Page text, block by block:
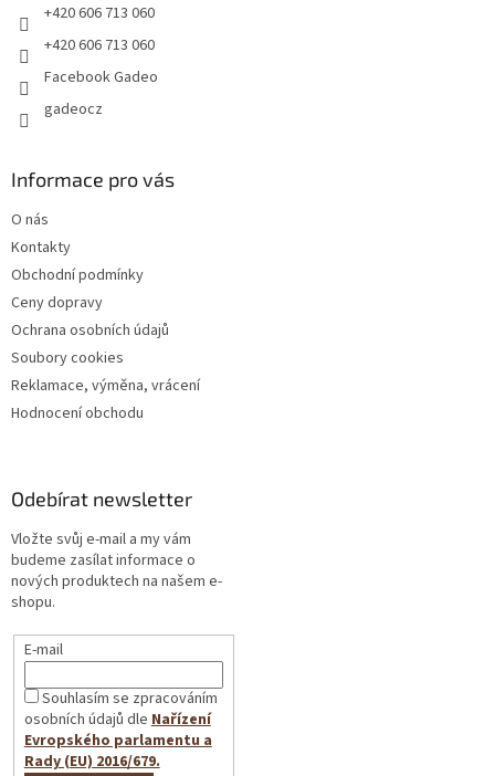
+420 606 713 060
+420 606 713 060
Facebook Gadeo
gadeocz
Informace pro vás
O nás
Kontakty
Obchodní podmínky
Ceny dopravy
Ochrana osobních údajů
Soubory cookies
Reklamace, výměna, vrácení
Hodnocení obchodu
Odebírat newsletter
Vložte svůj e-mail a my vám
budeme zasílat informace o
nových produktech na našem e-
shopu.
E-mail
Souhlasím se zpracováním
osobních údajů dleNařízení
Evropského parlamentu a
Rady (EU) 2016/679.